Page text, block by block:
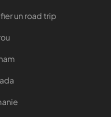
un road trip